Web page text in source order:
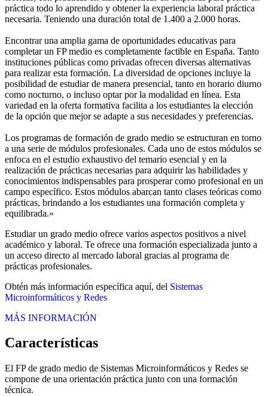
práctica todo lo aprendido y obtener la experiencia laboral práctica
necesaria. Teniendo una duración total de 1.400 a 2.000 horas.
Encontrar una amplia gama de oportunidades educativas para
completar un FP medio es completamente factible en España. Tanto
instituciones públicas como privadas ofrecen diversas alternativas
para realizar esta formación. La diversidad de opciones incluye la
posibilidad de estudiar de manera presencial, tanto en horario diurno
como nocturno, o incluso optar por la modalidad en línea. Esta
variedad en la oferta formativa facilita a los estudiantes la elección
de la opción que mejor se adapte a sus necesidades y preferencias.
Los programas de formación de grado medio se estructuran en torno
a una serie de módulos profesionales. Cada uno de estos módulos se
enfoca en el estudio exhaustivo del temario esencial y en la
realización de prácticas necesarias para adquirir las habilidades y
conocimientos indispensables para prosperar como profesional en un
campo específico. Estos módulos abarcan tanto clases teóricas como
prácticas, brindando a los estudiantes una formación completa y
equilibrada.»
Estudiar un grado medio ofrece varios aspectos positivos a nivel
académico y laboral. Te ofrece una formación especializada junto a
un acceso directo al mercado laboral gracias al programa de
prácticas profesionales.
Obtén más información específica aquí, del Sistemas
Microinformáticos y Redes
MÁS INFORMACIÓN
Características
El FP de grado medio de Sistemas Microinformáticos y Redes se
compone de una orientación práctica junto con una formación
técnica.